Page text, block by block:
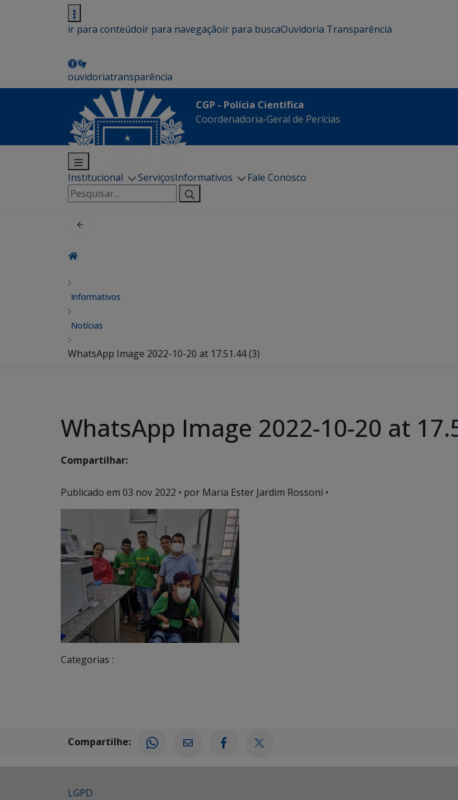
ir para conteúdoir para navegaçãoir para buscaOuvidoria Transparência
ouvidoriatransparência
CGP - Polícia Científica
Coordenadoria-Geral de Perícias
Institucional ServiçosInformativos
Fale Conosco
Pesquisar
por:
Informativos
Notícias
WhatsApp Image 2022-10-20 at 17.51.44 (3)
WhatsApp Image 2022-10-20 at
Compartilhar:
Publicado em 03 nov 2022 • por Maria Ester Jardim Rossoni •
Categorias :
Compartilhe:
LGPD